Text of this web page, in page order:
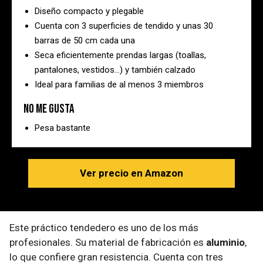
Diseño compacto y plegable
Cuenta con 3 superficies de tendido y unas 30
barras de 50 cm cada una
Seca eficientemente prendas largas (toallas,
pantalones, vestidos…) y también calzado
Ideal para familias de al menos 3 miembros
No me gusta
Pesa bastante
Ver precio en Amazon
Este práctico tendedero es uno de los más
profesionales. Su material de fabricación es aluminio,
lo que confiere gran resistencia. Cuenta con tres